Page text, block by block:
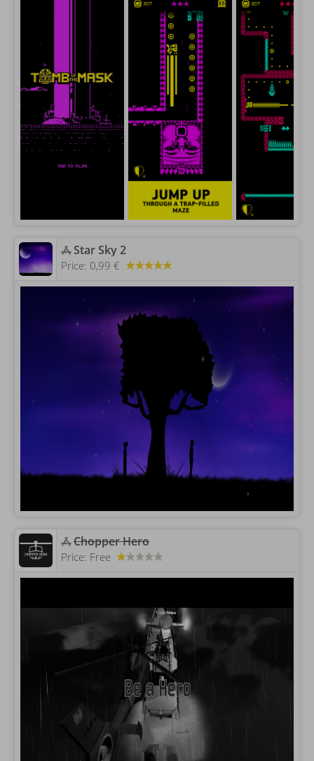
‎Star Sky 2
Price: 0,99 €
‎Chopper Hero
Price: Free